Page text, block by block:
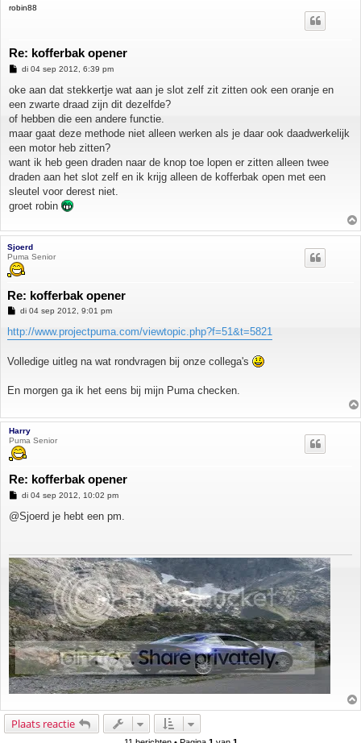
robin88
Re: kofferbak opener
B
r
c
h
di 04 sep 2012, 6:39 pm
oke aan dat stekkertje wat aan je slot zelf zit zitten ook een oranje en
een zwarte draad zijn dit dezelfde?
of hebben die een andere functie.
maar gaat deze methode niet alleen werken als je daar ook daadwerkelijk
een motor heb zitten?
want ik heb geen draden naar de knop toe lopen er zitten alleen twee
draden aan het slot zelf en ik krijg alleen de kofferbak open met een
sleutel voor derest niet.
groet robin
Sjoerd
Puma Senior
Re: kofferbak opener
B
r
i
h
di 04 sep 2012, 9:01 pm
http://www.projectpuma.com/viewtopic.php?f=51&t=5821
Volledige uitleg na wat rondvragen bij onze collega's
En morgen ga ik het eens bij mijn Puma checken.
Harry
Puma Senior
Re: kofferbak opener
B
r
di 04 sep 2012, 10:02 pm
@Sjoerd je hebt een pm.
Plaats reactie